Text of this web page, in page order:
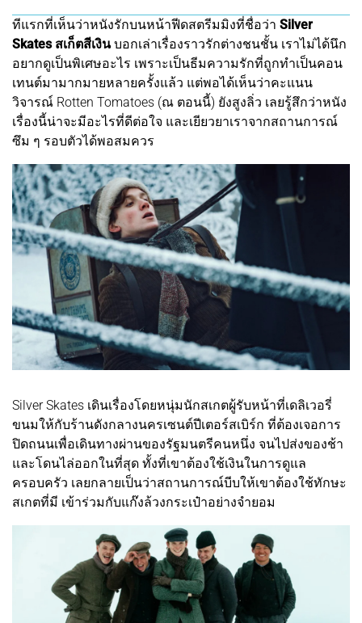
ทีแรกที่เห็นว่าหนังรักบนหน้าฟีดสตรีมมิงที่ชื่อว่า Silver
Skates สเก็ตสีเงินบอกเล่าเรื่องราวรักต่างชนชั้น เราไม่ได้นึก
อยากดูเป็นพิเศษอะไร เพราะเป็นธีมความรักที่ถูกทำเป็นคอน
เทนต์มามากมายหลายครั้งแล้ว แต่พอได้เห็นว่าคะแนน
วิจารณ์ Rotten Tomatoes (ณ ตอนนี้) ยังสูงลิ่ว เลยรู้สึกว่าหนัง
เรื่องนี้น่าจะมีอะไรที่ดีต่อใจ และเยียวยาเราจากสถานการณ์
ซึม ๆ รอบตัวได้พอสมควร
Silver Skates เดินเรื่องโดยหนุ่มนักสเกตผู้รับหน้าที่เดลิเวอรี่
ขนมให้กับร้านดังกลางนครเซนต์ปีเตอร์สเบิร์ก ที่ต้องเจอการ
ปิดถนนเพื่อเดินทางผ่านของรัฐมนตรีคนหนึ่ง จนไปส่งของช้า
และโดนไล่ออกในที่สุด ทั้งที่เขาต้องใช้เงินในการดูแล
ครอบครัว เลยกลายเป็นว่าสถานการณ์บีบให้เขาต้องใช้ทักษะ
สเกตที่มี เข้าร่วมกับแก๊งล้วงกระเป๋าอย่างจำยอม